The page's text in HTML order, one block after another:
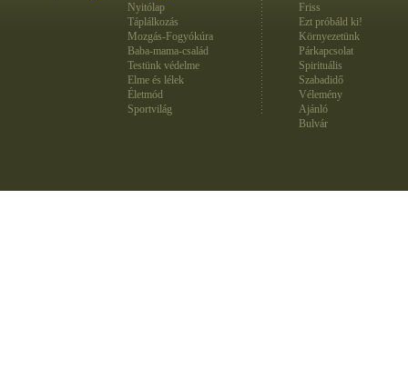
Nyitólap
Táplálkozás
Mozgás-Fogyókúra
Baba-mama-család
Testünk védelme
Elme és lélek
Életmód
Sportvilág
Friss
Ezt próbáld ki!
Környezetünk
Párkapcsolat
Spirituális
Szabadidő
Vélemény
Ajánló
Bulvár